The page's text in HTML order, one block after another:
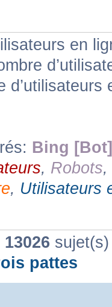
Forum avec sous-forum non lu
lu
en
Bing [Bot]
, Robots,
, Utilisateurs
13026
pattes